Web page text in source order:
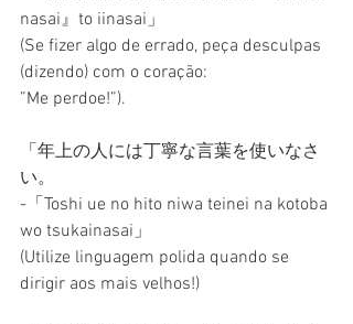
nasai』to iinasai」
(Se fizer algo de errado, peça desculpas
(dizendo) com o coração:
”Me perdoe!”).
「年上の人には丁寧な言葉を使いなさ
い。
-「Toshi ue no hito niwa teinei na kotoba
wo tsukainasai」
(Utilize linguagem polida quando se
dirigir aos mais velhos!)